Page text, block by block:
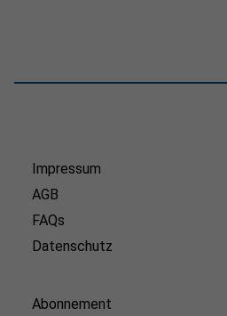
Impressum
AGB
FAQs
Datenschutz
Abonnement